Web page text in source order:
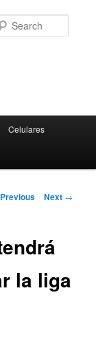
Celulares
Previous Next →
la liga